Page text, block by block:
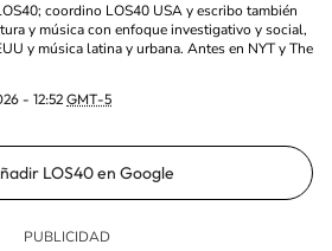
coordino LOS40 USA y escribo también
y música con enfoque investigativo y social,
y música latina y urbana. Antes en NYT y The
- 12:52 GMT-5
LOS40 en Google